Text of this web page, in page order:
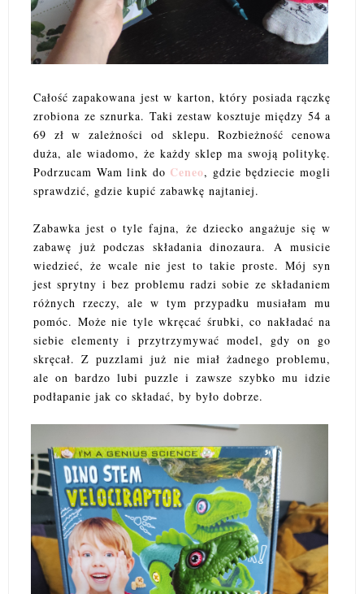
Całość zapakowana jest w karton, który posiada rączkę
zrobiona ze sznurka. Taki zestaw kosztuje między 54 a
69 zł w zależności od sklepu. Rozbieżność cenowa
duża, ale wiadomo, że każdy sklep ma swoją politykę.
Podrzucam Wam link do Ceneo, gdzie będziecie mogli
sprawdzić, gdzie kupić zabawkę najtaniej.
Zabawka jest o tyle fajna, że dziecko angażuje się w
zabawę już podczas składania dinozaura. A musicie
wiedzieć, że wcale nie jest to takie proste. Mój syn
jest sprytny i bez problemu radzi sobie ze składaniem
różnych rzeczy, ale w tym przypadku musiałam mu
pomóc. Może nie tyle wkręcać śrubki, co nakładać na
siebie elementy i przytrzymywać model, gdy on go
skręcał. Z puzzlami już nie miał żadnego problemu,
ale on bardzo lubi puzzle i zawsze szybko mu idzie
podłapanie jak co składać, by było dobrze.